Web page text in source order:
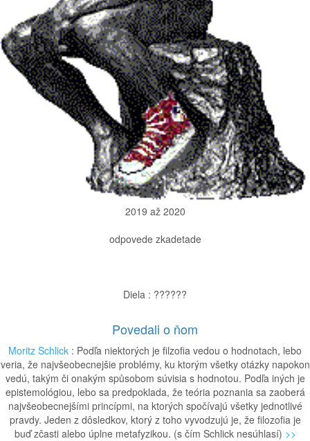
2019 až 2020
odpovede zkadetade
Diela : ??????
Povedali o ňom
Moritz Schlick : Podľa niektorých je filzofia vedou o hodnotach, lebo
veria, že najvšeobecnejšie problémy, ku ktorým všetky otázky napokon
vedú, takým či onakým spůsobom súvisia s hodnotou. Podľa iných je
epistemológiou, lebo sa predpoklada, že teória poznania sa zaoberá
najvšeobecnejšími princípmi, na ktorých spočívajú všetky jednotlivé
pravdy. Jeden z dôsledkov, ktorý z toho vyvodzujú je, že filozofia je
buď zčasti alebo úplne metafyzikou. (s čím Schlick nesúhlasí) >>